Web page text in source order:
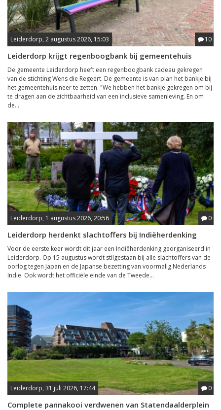
Leiderdorp, 2 augustus 2026, 15:03 10
Leiderdorp krijgt regenboogbank bij gemeentehuis
De gemeente Leiderdorp heeft een regenboogbank cadeau gekregen
van de stichting Wens die Regeert. De gemeente is van plan het bankje bij
het gemeentehuis neer te zetten. "We hebben het bankje gekregen om bij
te dragen aan de zichtbaarheid van een inclusieve samenleving. En om
de...
Leiderdorp, 1 augustus 2026, 20:56 0
Leiderdorp herdenkt slachtoffers bij Indiëherdenking
Voor de eerste keer wordt dit jaar een Indiëherdenking georganiseerd in
Leiderdorp. Op 15 augustus wordt stilgestaan bij alle slachtoffers van de
oorlog tegen Japan en de Japanse bezetting van voormalig Nederlands
Indië. Ook wordt het officiële einde van de Tweede...
Leiderdorp, 31 juli 2026, 17:44 0
Complete pannakooi verdwenen van Statendaalderplein